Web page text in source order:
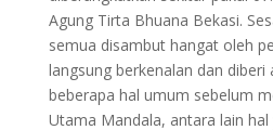
Agung Tirta Bhuana Bekasi.
semua disambut hangat oleh
langsung berkenalan dan diberi
beberapa hal umum sebelum
Utama Mandala, antara lain